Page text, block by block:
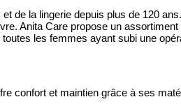
de la lingerie depuis plus de 120
Anita Care propose un assortiment
les femmes ayant subi une
confort et maintien grâce à ses